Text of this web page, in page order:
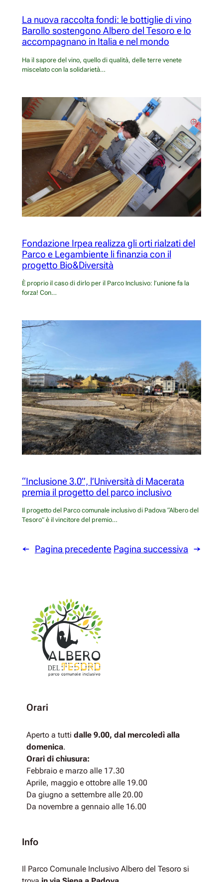
La nuova raccolta fondi: le bottiglie di vino
Barollo sostengono Albero del Tesoro e lo
accompagnano in Italia e nel mondo
Ha il sapore del vino, quello di qualità, delle terre venete
miscelato con la solidarietà…
Fondazione Irpea realizza gli orti rialzati del
Parco e Legambiente li finanzia con il
progetto Bio&Diversità
È proprio il caso di dirlo per il Parco Inclusivo: l’unione fa la
forza! Con…
“Inclusione 3.0”, l’Università di Macerata
premia il progetto del parco inclusivo
Il progetto del Parco comunale inclusivo di Padova “Albero del
Tesoro” è il vincitore del premio…
← Pagina precedente Pagina successiva →
DEL
Orari
Aperto a tutti dalle 9.00, dal mercoledì alla
domenica.
Orari di chiusura:
Febbraio e marzo alle 17.30
Aprile, maggio e ottobre alle 19.00
Da giugno a settembre alle 20.00
Da novembre a gennaio alle 16.00
Info
Il Parco Comunale Inclusivo Albero del Tesoro si